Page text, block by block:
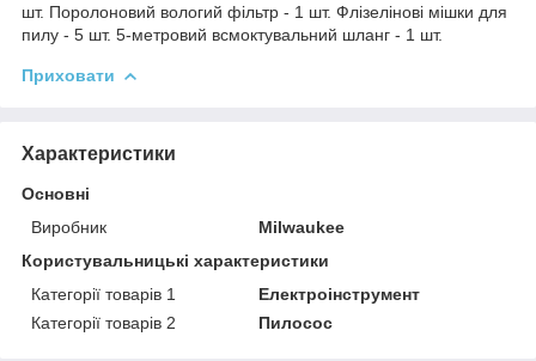
шт. Поролоновий вологий фільтр - 1 шт. Флізелінові мішки для
пилу - 5 шт. 5-метровий всмоктувальний шланг - 1 шт.
Приховати
Характеристики
Основні
Виробник
Milwaukee
Користувальницькі характеристики
Категорії товарів 1
Електроінструмент
Категорії товарів 2
Пилосос